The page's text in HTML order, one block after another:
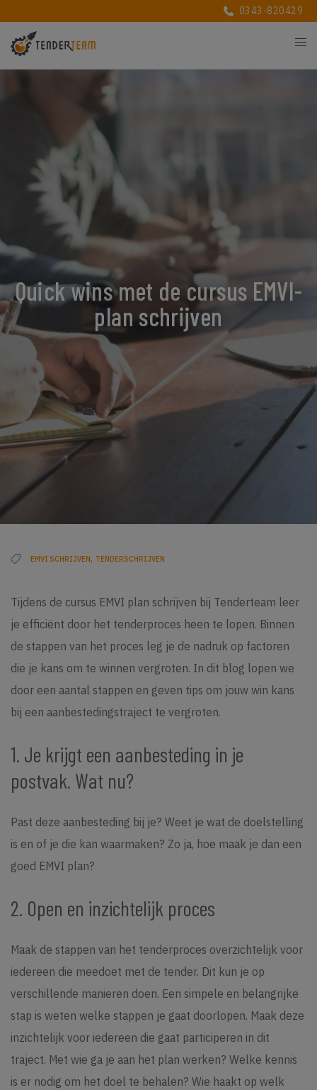
0343-820429
Quick wins met de cursus EMVI-
plan schrijven
EMVI SCHRIJVEN, TENDERSCHRIJVEN
Tijdens de cursus EMVI plan schrijven bij Tenderteam leer
je efficiënt door het tenderproces heen te lopen. Binnen
de stappen van het proces leg je de nadruk op factoren
die je kans om te winnen vergroten. In dit blog lopen we
door een aantal stappen en geven tips om jouw win kans
bij een aanbestedingstraject te vergroten.
1. Je krijgt een aanbesteding in je
postvak. Wat nu?
Past deze aanbesteding bij je? Weet je wat de doelstelling
is en of je die kan waarmaken? Zo ja, hoe maak je dan een
goed EMVI plan?
2. Open en inzichtelijk proces
Maak de stappen van het tenderproces overzichtelijk voor
iedereen die meedoet met de tender. Dit kun je op
verschillende manieren doen. Een simpele en belangrijke
stap is weten welke stappen je gaat doorlopen. Maak deze
inzichtelijk voor iedereen die gaat participeren in dit
traject. Met wie ga je aan het plan werken? Welke kennis
is er nodig om het doel te behalen? Wie haakt op welk